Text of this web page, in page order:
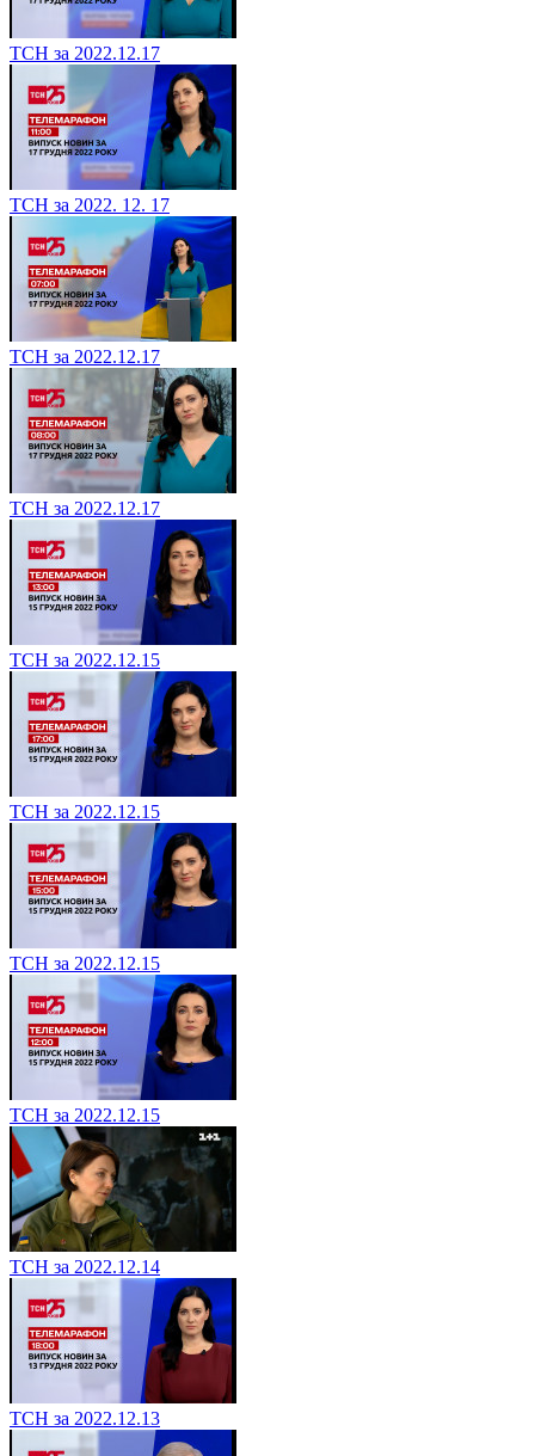
ТСН за 2022.12.17
ТСН за 2022. 12. 17
ТСН за 2022.12.17
ТСН за 2022.12.17
ТСН за 2022.12.15
ТСН за 2022.12.15
ТСН за 2022.12.15
ТСН за 2022.12.15
ТСН за 2022.12.14
ТСН за 2022.12.13